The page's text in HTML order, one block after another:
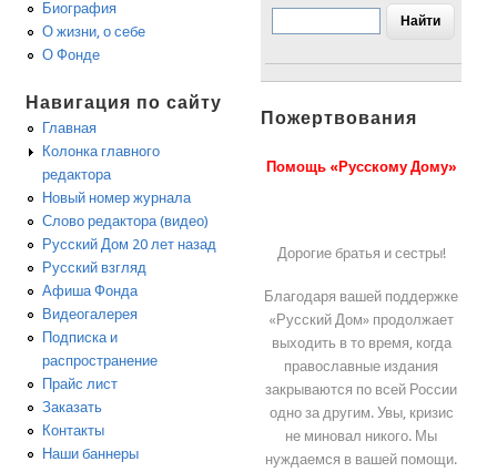
Биография
О жизни, о себе
О Фонде
Навигация по сайту
Главная
Колонка главного
редактора
Новый номер журнала
Слово редактора (видео)
Русский Дом 20 лет назад
Русский взгляд
Афиша Фонда
Видеогалерея
Подписка и
распространение
Прайс лист
Заказать
Контакты
Наши баннеры
Пожертвования
Помощь «Русскому Дому»
Дорогие братья и сестры!
Благодаря вашей поддержке
«Русский Дом» продолжает
выходить в то время, когда
православные издания
закрываются по всей России
одно за другим. Увы, кризис
не миновал никого. Мы
нуждаемся в вашей помощи.